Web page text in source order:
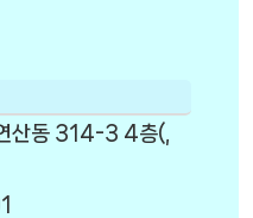
산동 314-3 4층(,